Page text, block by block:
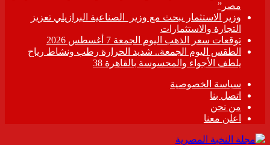
مصر”
وزير الاستثمار يبحث مع وزير الصناعية البرازيلي تعزيز
التجارة والاستثمارات
توقعات سعر الذهب اليوم الجمعة 7 أغسطس 2026
الطقس اليوم الجمعة.. شديد الحرارة رطب ونشاط رياح
يلطف الأجواء والمحسوسة بالقاهرة 38
سياسة الخصوصية
اتصل بنا
من نحن
اعلن معنا